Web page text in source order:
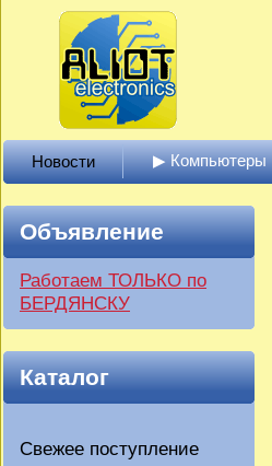
Новости ▶ Компьютеры
Объявление
Работаем ТОЛЬКО по
БЕРДЯНСКУ
Каталог
Свежее поступление